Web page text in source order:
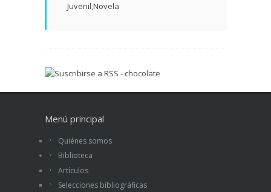
Juvenil Novela
Menú principal
Quiénes somos
Biblioteca
Artículos
Selecciones bibliográficas